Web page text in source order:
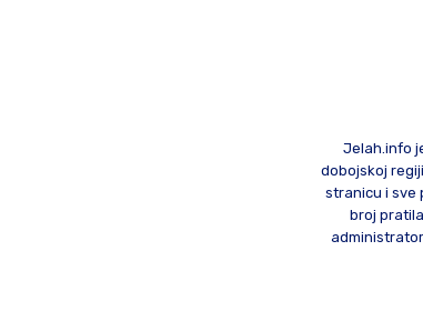
Jelah.info
dobojskoj
stranicu i sve
broj